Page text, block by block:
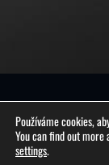
Používáme cookies,
You can find out
settings.